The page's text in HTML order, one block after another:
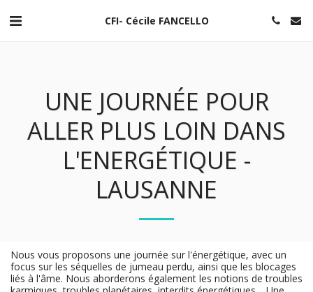
CFI- Cécile FANCELLO
UNE JOURNÉE POUR
ALLER PLUS LOIN DANS
L'ENERGÉTIQUE -
LAUSANNE
Nous vous proposons une journée sur l'énergétique, avec un
focus sur les séquelles de jumeau perdu, ainsi que les blocages
liés à l'âme. Nous aborderons également les notions de troubles